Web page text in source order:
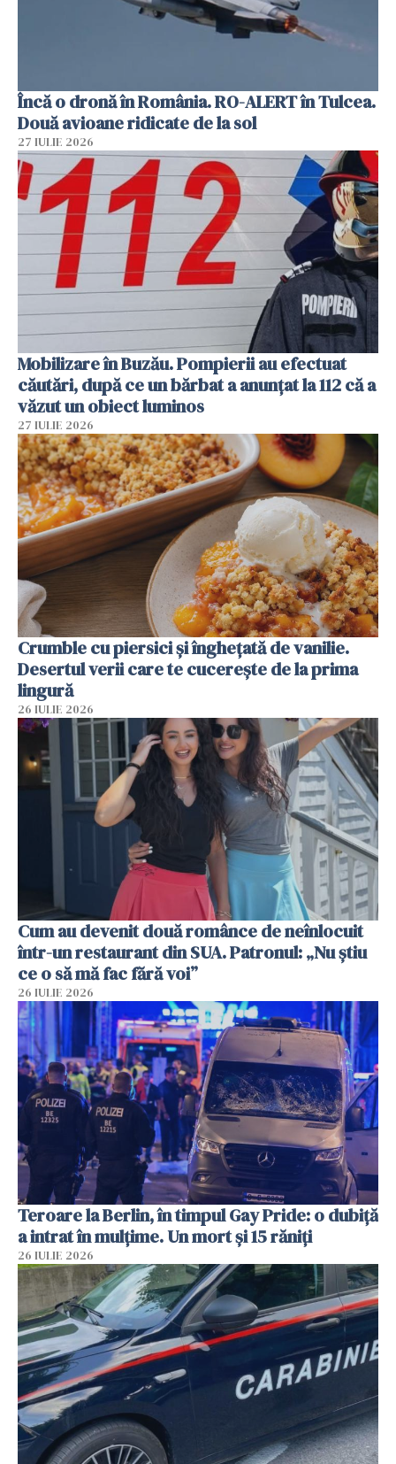
Încă o dronă în România. RO-ALERT în Tulcea.
Două avioane ridicate de la sol
27 IULIE 2026
Mobilizare în Buzău. Pompierii au efectuat
căutări, după ce un bărbat a anunțat la 112 că a
văzut un obiect luminos
27 IULIE 2026
Crumble cu piersici și înghețată de vanilie.
Desertul verii care te cucerește de la prima
lingură
26 IULIE 2026
Cum au devenit două românce de neînlocuit
într-un restaurant din SUA. Patronul: „Nu știu
ce o să mă fac fără voi”
26 IULIE 2026
Teroare la Berlin, în timpul Gay Pride: o dubiță
a intrat în mulțime. Un mort și 15 răniți
26 IULIE 2026